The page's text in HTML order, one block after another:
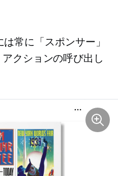
常に「スポンサー」
アクションの呼び出し